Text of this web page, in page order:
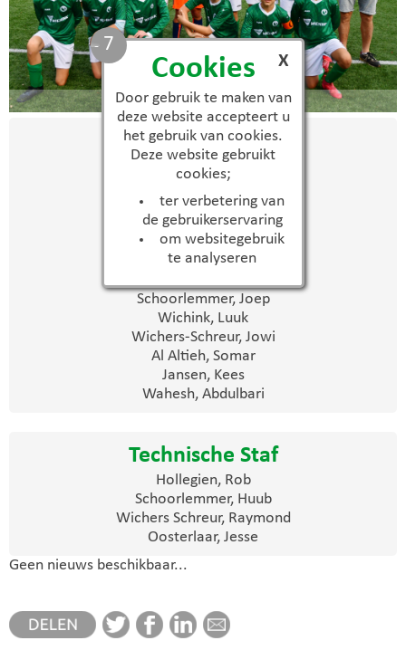
Cookies
Door gebruik te maken van
deze website accepteert u
het gebruik van cookies.
Deze website gebruikt
cookies;
ter verbetering van
de gebruikerservaring
om websitegebruik
te analyseren
X
7
JO13-1
Spelers
Zeist, Niels van
Brinks, Bo
Haarman, Ivar
Hollegien, Tije
Nikamp, Len
Vrolijken, Tijn
Schoorlemmer, Joep
Wichink, Luuk
Wichers-Schreur, Jowi
Al Altieh, Somar
Jansen, Kees
Wahesh, Abdulbari
Technische Staf
Hollegien, Rob
Schoorlemmer, Huub
Wichers Schreur, Raymond
Oosterlaar, Jesse
Geen nieuws beschikbaar...